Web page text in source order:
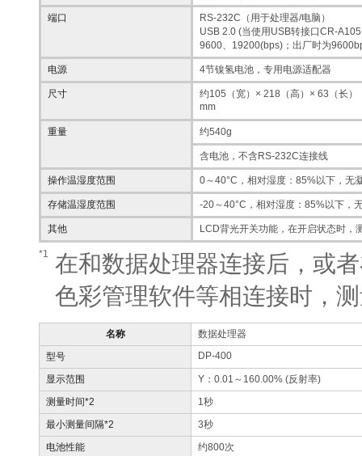
端口
RS-232C（用于处理器/电脑）
USB 2.0 (当使用USB转接口CR-
9600、19200(bps)；出厂时为
电源 4节镍氢电池，专用电源适配器
尺寸
约105（宽）× 218（高）× 63（长）
mm
重量 约540g
含电池，不含RS-232C连接线
操作温湿度范围 0～40°C，相对湿度：85%以下，无
存储温湿度范围 -20～40°C，相对湿度：85%以下，
其他 LCD背光开关功能，在开启状态时，
*1
在和数据处理器连接后，或
色彩管理软件等相连接时，
名称
数据处理器
型号
DP-400
显示范围
Y：0.01～160.00% (反射率)
测量时间*2
1秒
最小测量间隔*2
3秒
电池性能
约800次